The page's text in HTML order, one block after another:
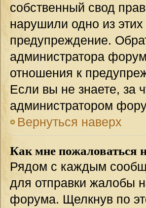
собственный свод
нарушили одно из
предупреждение.
администратора
отношения к
Если вы не знаете, за
администратором
Вернуться наверх
Как мне пожаловаться
Рядом с каждым
для отправки жалобы
форума. Щелкнув по